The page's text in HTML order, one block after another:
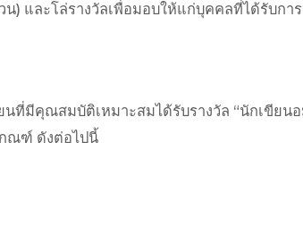
) และโล่รางวัลเพื่อมอบให้แก่บุคคลที่ได้รับกา
มีคุณสมบัติเหมาะสมได้รับรางวัล “นักเขีย
กณฑ์ ดังต่อไปนี้